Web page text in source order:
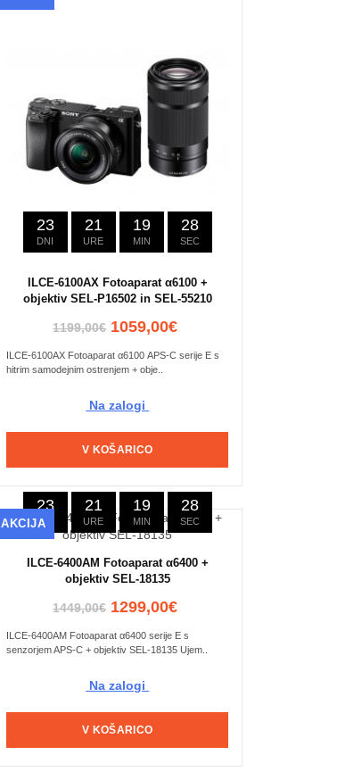
23
DNI
21
URE
19
MIN
27
SEC
ILCE-6100AX Fotoaparat α6100 +
objektiv SEL-P16502 in SEL-55210
1199,00€ 1059,00€
ILCE-6100AX Fotoaparat α6100 APS-C serije E s
hitrim samodejnim ostrenjem + obje..
Na zalogi
V KOŠARICO
23
DNI
21
URE
19
MIN
27
SEC
AKCIJA
ILCE-6400AM Fotoaparat α6400 +
objektiv SEL-18135
1449,00€ 1299,00€
ILCE-6400AM Fotoaparat α6400 serije E s
senzorjem APS-C + objektiv SEL-18135 Ujem..
Na zalogi
V KOŠARICO